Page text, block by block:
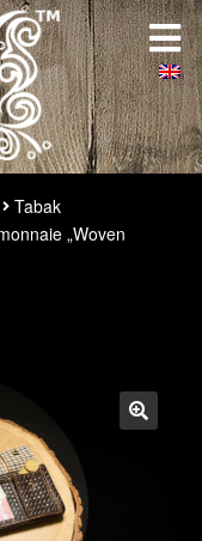
Tabak
„Woven